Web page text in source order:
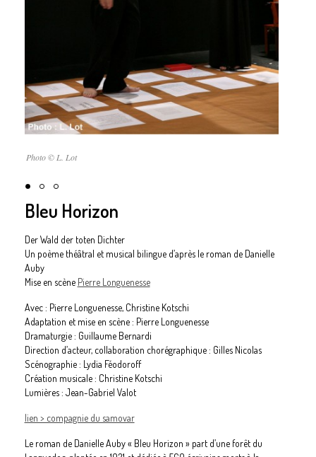
Photo © L. Lot
Bleu Horizon
Der Wald der toten Dichter
Un poème théâtral et musical bilingue d’après le roman de Danielle
Auby
Mise en scène Pierre Longuenesse
Avec : Pierre Longuenesse, Christine Kotschi
Adaptation et mise en scène : Pierre Longuenesse
Dramaturgie : Guillaume Bernardi
Direction d’acteur, collaboration chorégraphique : Gilles Nicolas
Scénographie : Lydia Féodoroff
Création musicale : Christine Kotschi
Lumières : Jean-Gabriel Valot
lien > compagnie du samovar
Le roman de Danielle Auby « Bleu Horizon » part d’une forêt du